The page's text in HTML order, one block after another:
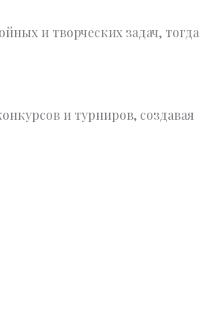
и творческих задач, тогда
и турниров, создавая